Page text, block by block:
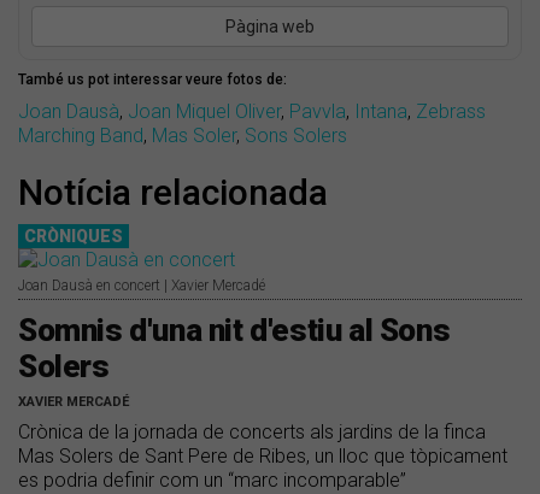
Pàgina web
També us pot interessar veure fotos de:
Joan Dausà, Joan Miquel Oliver, Pavvla, Intana, Zebrass
Marching Band, Mas Soler, Sons Solers
Notícia relacionada
CRÒNIQUES
Joan Dausà en concert | Xavier Mercadé
Somnis d'una nit d'estiu al Sons
Solers
XAVIER MERCADÉ
Crònica de la jornada de concerts als jardins de la finca
Mas Solers de Sant Pere de Ribes, un lloc que tòpicament
es podria definir com un “marc incomparable”